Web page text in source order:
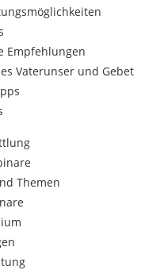
Empfehlungen
Vaterunser und Gebet
Themen